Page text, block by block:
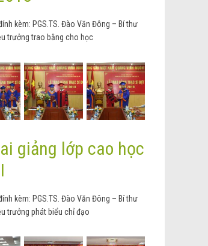
kèm: PGS.TS. Đào Văn Đông – Bí thư
trưởng trao bằng cho học
giảng lớp cao học
kèm: PGS.TS. Đào Văn Đông – Bí thư
trưởng phát biểu chỉ đạo